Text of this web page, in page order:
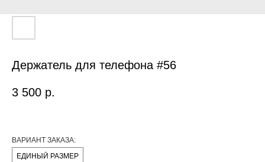
Держатель для телефона #56
3 500 р.
ВАРИАНТ ЗАКАЗА:
ЕДИНЫЙ РАЗМЕР